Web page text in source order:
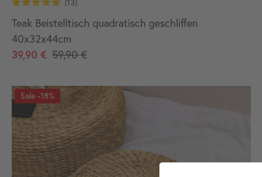
Teak Beistelltisch quadratisch geschliffen
40x32x44cm
39,90 € 59,90 €
-18%